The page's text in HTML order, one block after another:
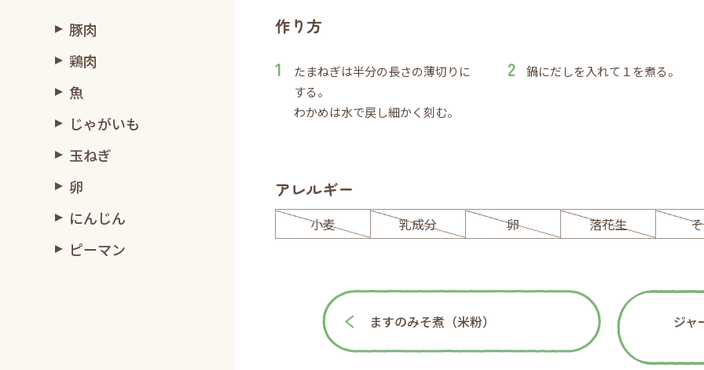
豚肉
鶏肉
魚
じゃがいも
玉ねぎ
卵
にんじん
ピーマン
作り方
たまねぎは半分の長さの薄切りに
する。
わかめは水で戻し細かく刻む。
鍋にだしを入れて１を煮る。
アレルギー
小麦 乳成分 卵 落花生
ますのみそ煮（米粉） ジャ